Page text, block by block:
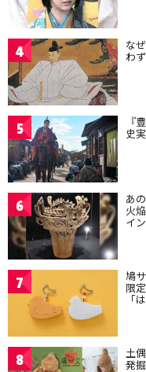
4 な
わ
5 『
史
6 あ
火
イ
7 鳩
限
「
8 土
発